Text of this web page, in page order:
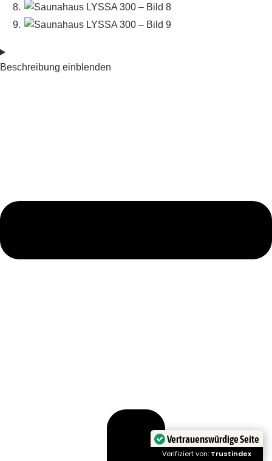
Beschreibung einblenden
Vertrauenswürdige Seite
Verifiziert von: Trustindex